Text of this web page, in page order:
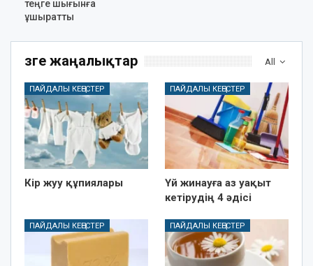
теңге шығынға
ұшыратты
All
Өзге жаңалықтар
ПАЙДАЛЫ КЕҢЕСТЕР
Кір жуу құпиялары
ПАЙДАЛЫ КЕҢЕСТЕР
Үй жинауға аз уақыт
кетірудің 4 әдісі
ПАЙДАЛЫ КЕҢЕСТЕР ПАЙДАЛЫ КЕҢЕСТЕР